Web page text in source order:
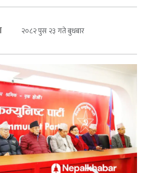
२०८२ पुस २३ गते बुधबार